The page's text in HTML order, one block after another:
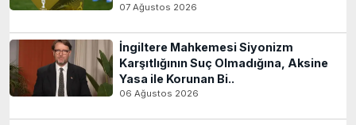
07 Ağustos 2026
İngiltere Mahkemesi Siyonizm
Karşıtlığının Suç Olmadığına, Aksine
Yasa ile Korunan Bi..
06 Ağustos 2026